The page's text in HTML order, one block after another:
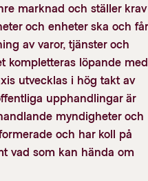
marknad och ställer krav
och enheter ska och får
av varor, tjänster och
kompletteras löpande med
utvecklas i hög takt av
upphandlingar är
myndigheter och
och har koll på
vad som kan hända om